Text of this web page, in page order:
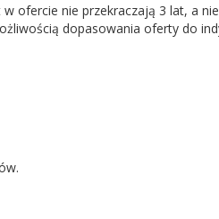
ofercie nie przekraczają 3 lat, a
dopasowania oferty do